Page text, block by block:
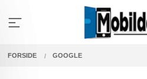
innholdet
FORSIDE GOOGLE